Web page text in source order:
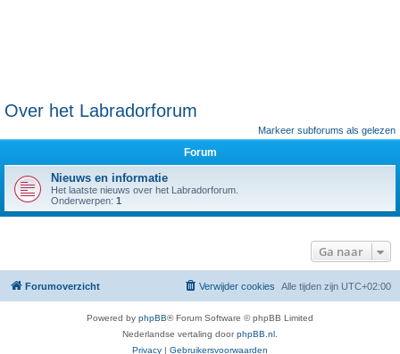
Over het Labradorforum
Markeer subforums als gelezen
Forum
Nieuws en informatie
Het laatste nieuws over het Labradorforum.
Onderwerpen: 1
Ga naar
Forumoverzicht Alle tijden zijn UTC+02:00
Verwijder cookies
Powered by phpBB® Forum Software © phpBB Limited
Nederlandse vertaling doorphpBB.nl
Privacy | Gebruikersvoorwaarden